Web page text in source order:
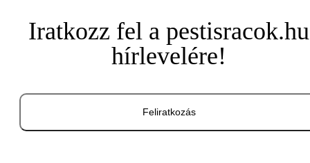
Iratkozz fel a pestisracok.hu
hírlevelére!
Feliratkozás